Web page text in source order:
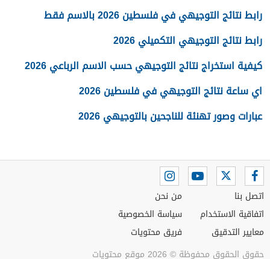
رابط نتائج التوجيهي في فلسطين 2026 بالاسم فقط
رابط نتائج التوجيهي التكميلي 2026
كيفية استخراج نتائج التوجيهي حسب الاسم الرباعي 2026
اي ساعة نتائج التوجيهي في فلسطين 2026
عبارات وصور تهنئة للناجحين بالتوجيهي 2026
اتصل بنا
اتفاقية الاستخدام
معايير التدقيق
من نحن
سياسة الخصوصية
فريق محتويات
حقوق الحقوق محفوظة © 2026 موقع محتويات